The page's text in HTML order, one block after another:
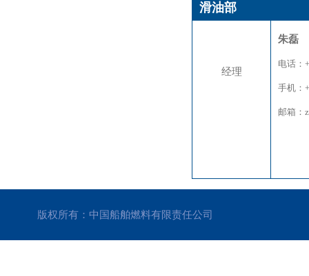
滑油部
经理
朱磊
电话：
手机：
邮箱：
版权所有：中国船舶燃料有限责任公司